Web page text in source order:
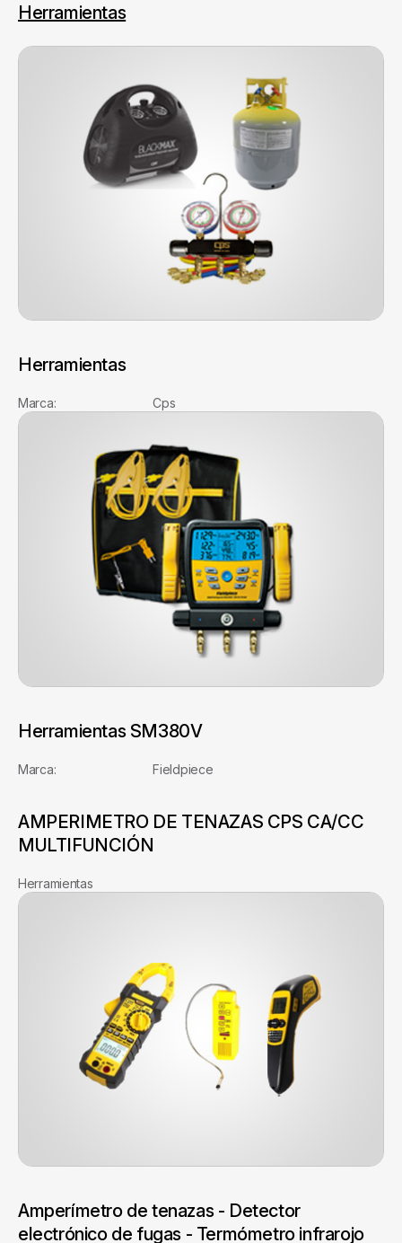
Herramientas
Herramientas
Marca: Cps
Herramientas SM380V
Marca: Fieldpiece
AMPERIMETRO DE TENAZAS CPS CA/CC
MULTIFUNCIÓN
Herramientas
Amperímetro de tenazas - Detector
electrónico de fugas - Termómetro infrarojo